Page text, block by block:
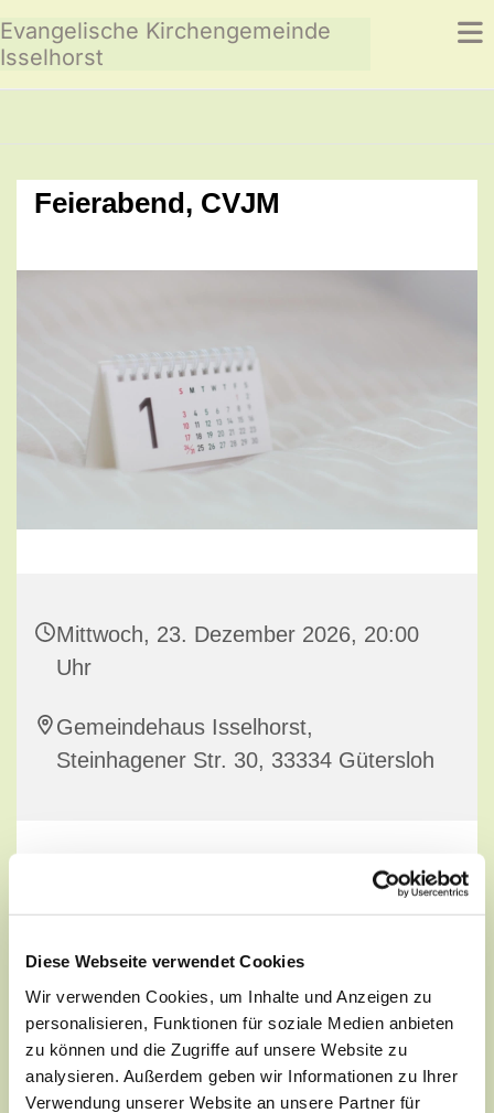
Diese Webseite verwendet Cookies
Wir verwenden Cookies, um Inhalte und Anzeigen zu
personalisieren, Funktionen für soziale Medien anbieten
zu können und die Zugriffe auf unsere Website zu
analysieren. Außerdem geben wir Informationen zu Ihrer
Verwendung unserer Website an unsere Partner für
Evangelische Kirchengemeinde
Isselhorst
Feierabend, CVJM
Mittwoch, 23. Dezember 2026, 20:00
Uhr
Gemeindehaus Isselhorst,
Steinhagener Str. 30, 33334 Gütersloh